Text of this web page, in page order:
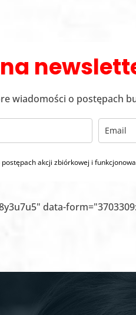
wiadomości o postępach
akcji zbiórkowej i
data-